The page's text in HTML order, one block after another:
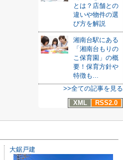
とは？店舗との
違いや物件の選
び方を解説
湘南台駅にある
「湘南台もりの
こ保育園」の概
要！保育方針や
特徴も...
>>全ての記事を見る
XML
RSS2.0
大鋸戸建